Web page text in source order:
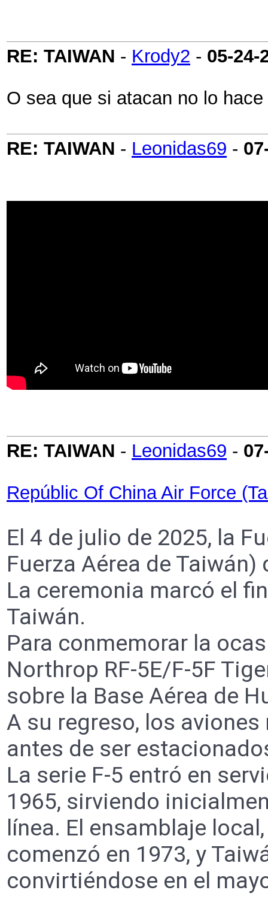
RE: TAIWAN - Krody2 - 05-24-
O sea que si atacan no lo
RE: TAIWAN - Leonidas69 -
RE: TAIWAN - Leonidas69 -
Repúblic Of China Air Force
El 4 de julio de 2025, la
Fuerza Aérea de
La ceremonia marcó el
Taiwán.
Para conmemorar la
Northrop RF-5E/F-5F
sobre la Base Aérea de
A su regreso, los
antes de ser
La serie F-5 entró en
1965, sirviendo
línea. El ensamblaje
comenzó en 1973, y
convirtiéndose en el